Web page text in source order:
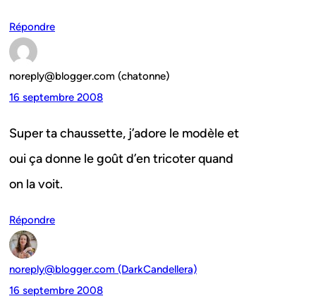
Répondre
noreply@blogger.com (chatonne)
16 septembre 2008
Super ta chaussette, j’adore le modèle et
oui ça donne le goût d’en tricoter quand
on la voit.
Répondre
noreply@blogger.com (DarkCandellera)
16 septembre 2008